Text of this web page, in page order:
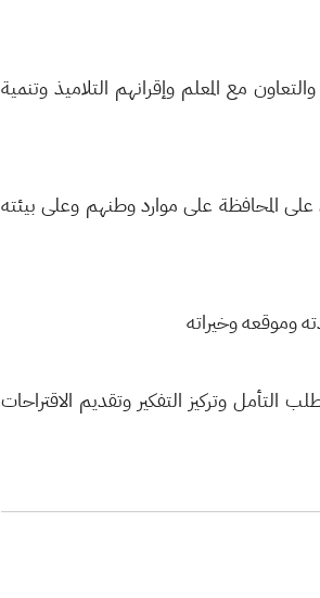
مع المعلم وإقرانهم التلاميذ وتنمية
المحافظة على موارد وطنهم وعلى بيئته
وموقعه وخيراته
وتركيز التفكير وتقديم الاقتراحات